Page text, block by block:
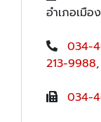
อำเภอเมื
034-
213-9988,
034-